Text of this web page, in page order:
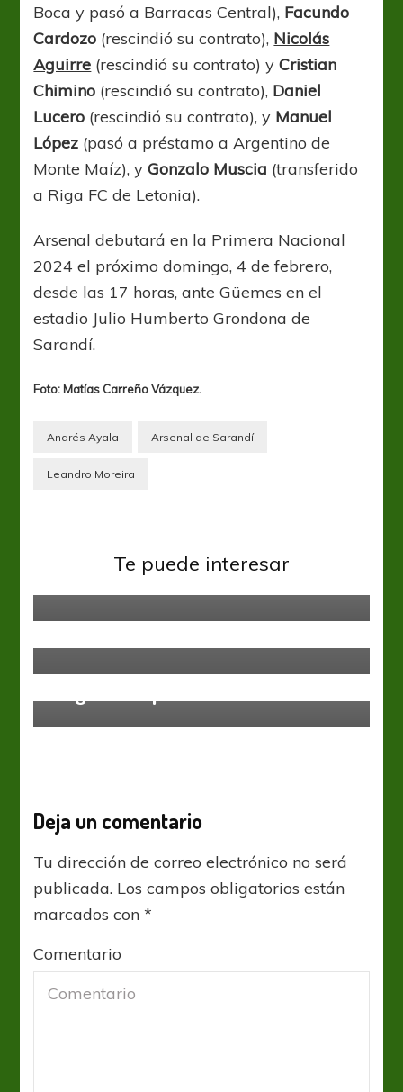
Boca y pasó a Barracas Central), Facundo
Cardozo (rescindió su contrato), Nicolás
Aguirre (rescindió su contrato) yCristian
Chimino (rescindió su contrato), Daniel
Lucero (rescindió su contrato), y Manuel
López (pasó a préstamo a Argentino de
Monte Maíz), yGonzalo Muscia (transferido
a Riga FC de Letonia).
Arsenal debutará en la Primera Nacional
2024 el próximo domingo, 4 de febrero,
desde las 17 horas, ante Güemes en el
estadio Julio Humberto Grondona de
Sarandí.
Foto: Matías Carreño Vázquez.
Andrés Ayala Arsenal de Sarandí
Leandro Moreira
Te puede interesar
Primera Nacional
Victoria en Tandil
Liga Profesional
Así despidieron a Diego Armando
Deja un comentario
Tu dirección de correo electrónico no será
publicada. Los campos obligatorios están
marcados con*
Comentario